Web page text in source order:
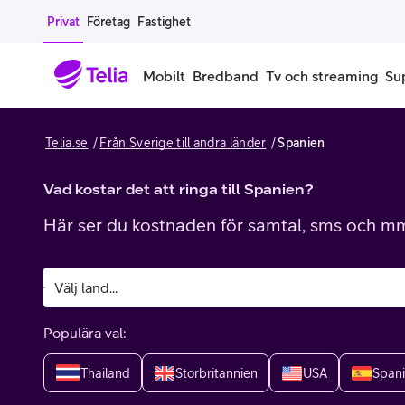
Gå till sidans innehåll
Privat Företag Fastighet
Mobilt
Mobiltelefoner
iPhone
Samsung Galaxy
Google Pixel
Begagnade mobiltelefoner
Bredband Tv och streaming
Telia.se Från Sverige till andra länder Spanien
Vad kostar det att ringa till Spanien?
Här ser du kostnaden för samtal, sms och
Populära val:
Thailand Storbritannien USA